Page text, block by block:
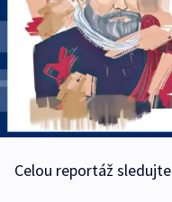
Celou reportáž sledujte